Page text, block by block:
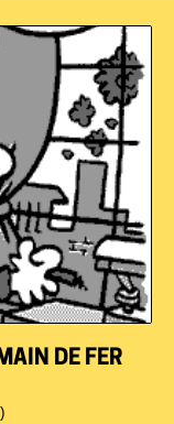
DE FER